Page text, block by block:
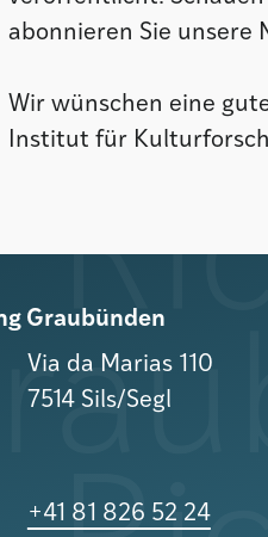
abonnieren Sie unsere
Wir wünschen eine
Institut für
Graubünden
Via da Marias 110
7514 Sils/Segl
+41 81 826 52 24